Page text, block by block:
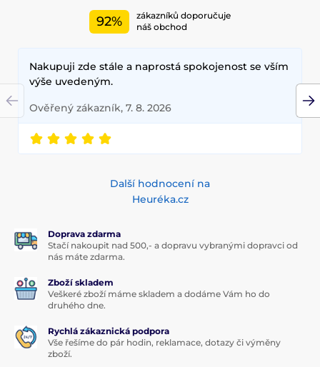
92%
zákazníků doporučuje
náš obchod
Nakupuji zde stále a naprostá spokojenost se vším
výše uvedeným.
Ověřený zákazník, 7. 8. 2026
Další hodnocení na
Heuréka.cz
Doprava zdarma
Stačí nakoupit nad 500,- a dopravu vybranými dopravci od
nás máte zdarma.
Zboží skladem
Veškeré zboží máme skladem a dodáme Vám ho do
druhého dne.
Rychlá zákaznická podpora
Vše řešíme do pár hodin, reklamace, dotazy či výměny
zboží.